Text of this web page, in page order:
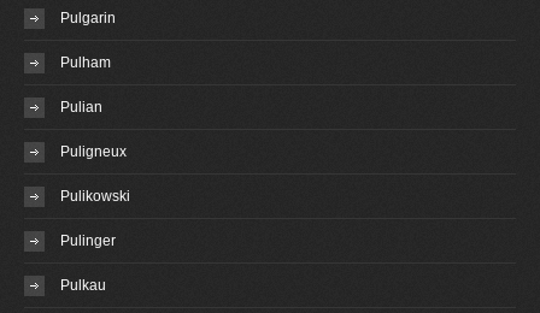
Pulgarin
Pulham
Pulian
Puligneux
Pulikowski
Pulinger
Pulkau